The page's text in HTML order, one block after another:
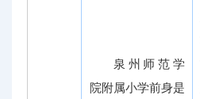
泉州师范学
院附属小学前身是